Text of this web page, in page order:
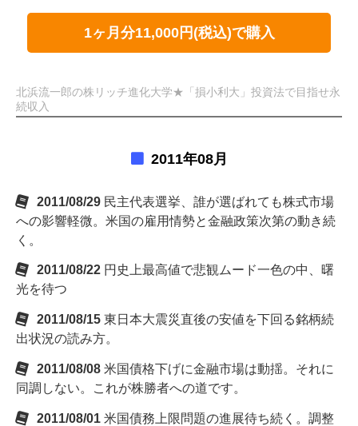
1ヶ月分11,000円(税込)で購入
北浜流一郎の株リッチ進化大学★「損小利大」投資法で目指せ永
続収入
2011年08月
2011/08/29 民主代表選挙、誰が選ばれても株式市場
への影響軽微。米国の雇用情勢と金融政策次第の動き続
く。
2011/08/22 円史上最高値で悲観ムード一色の中、曙
光を待つ
2011/08/15 東日本大震災直後の安値を下回る銘柄続
出状況の読み方。
2011/08/08 米国債格下げに金融市場は動揺。それに
同調しない。これが株勝者への道です。
2011/08/01 米国債務上限問題の進展待ち続く。調整